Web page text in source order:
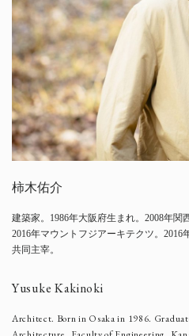
柿木佑介
建築家。1986年大阪府生まれ。2008年関
2016年マウントフジアーキテクツ。2016
共同主宰。
Yusuke Kakinoki
Architect. Born in Osaka in 1986.